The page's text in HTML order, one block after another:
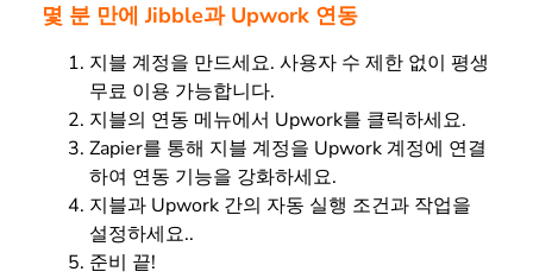
몇 분 만에 Jibble과 Upwork 연동
지블 계정을 만드세요. 사용자 수 제한 없이 평생
무료 이용 가능합니다.
지블의 연동 메뉴에서 Upwork를 클릭하세요.
Zapier를 통해 지블 계정을 Upwork 계정에 연결
하여 연동 기능을 강화하세요.
지블과 Upwork 간의 자동 실행 조건과 작업을
설정하세요..
준비 끝!